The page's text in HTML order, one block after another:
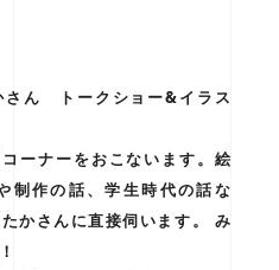
ん トークショー&イラス
ーナーをおこないます。絵
制作の話、学生時代の話な
かさんに直接伺います。 み